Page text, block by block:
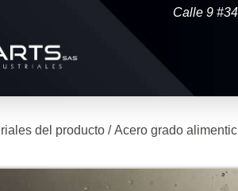
Calle 9
del producto / Acero grado